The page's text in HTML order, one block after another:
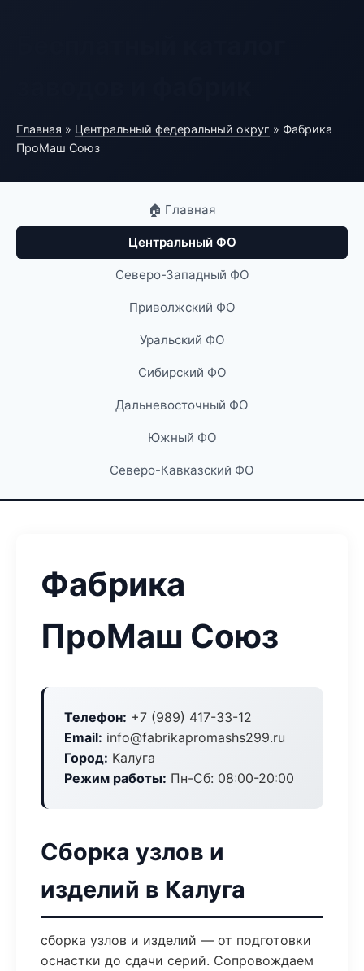
Главная » Центральный федеральный округ » Фабрика
ПроМаш Союз
🏠 Главная
Центральный ФО
Северо-Западный ФО
Приволжский ФО
Уральский ФО
Сибирский ФО
Дальневосточный ФО
Южный ФО
Северо-Кавказский ФО
Фабрика
ПроМаш Союз
Телефон: +7 (989) 417-33-12
Email: info@fabrikapromashs299.ru
Город: Калуга
Режим работы: Пн-Сб: 08:00-20:00
Сборка узлов и
изделий в Калуга
сборка узлов и изделий — от подготовки
оснастки до сдачи серий. Сопровождаем